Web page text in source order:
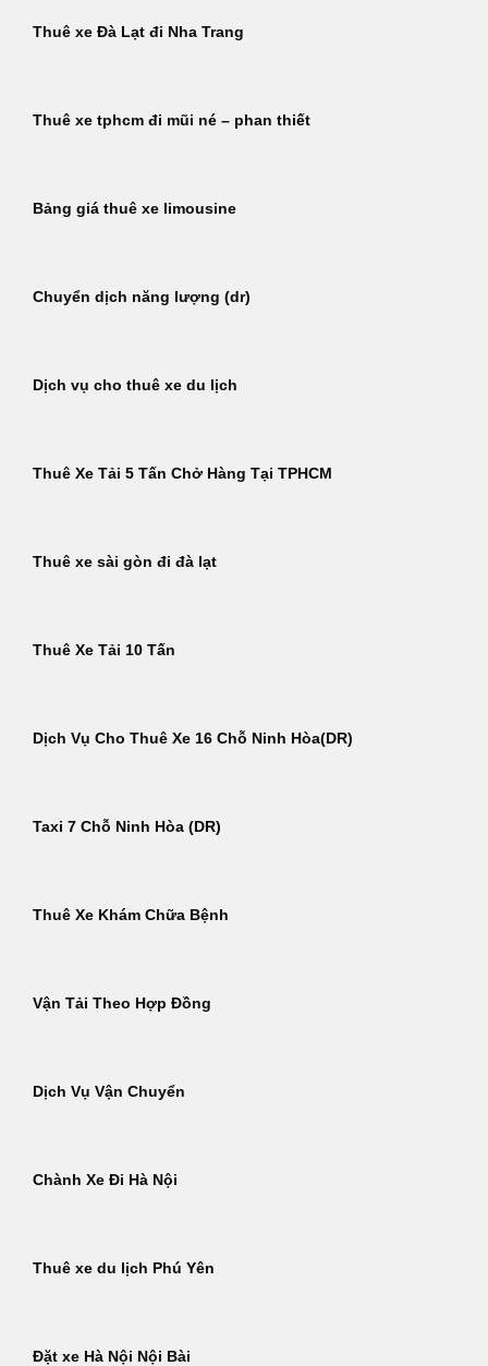
Thuê xe Đà Lạt đi Nha Trang
Thuê xe tphcm đi mũi né – phan thiết
Bảng giá thuê xe limousine
Chuyển dịch năng lượng (dr)
Dịch vụ cho thuê xe du lịch
Thuê Xe Tải 5 Tấn Chở Hàng Tại TPHCM
Thuê xe sài gòn đi đà lạt
Thuê Xe Tải 10 Tấn
Dịch Vụ Cho Thuê Xe 16 Chỗ Ninh Hòa(DR)
Taxi 7 Chỗ Ninh Hòa (DR)
Thuê Xe Khám Chữa Bệnh
Vận Tải Theo Hợp Đồng
Dịch Vụ Vận Chuyển
Chành Xe Đi Hà Nội
Thuê xe du lịch Phú Yên
Đặt xe Hà Nội Nội Bài